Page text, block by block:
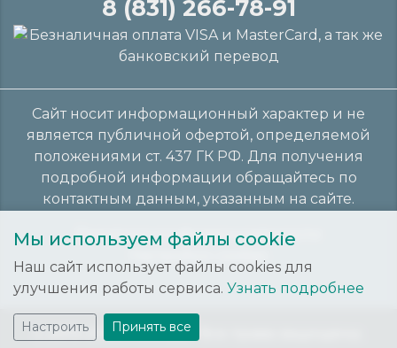
8 (831) 266-78-91
Сайт носит информационный характер и не
является публичной офертой, определяемой
положениями ст. 437 ГК РФ. Для получения
подробной информации обращайтесь по
контактным данным, указанным на сайте.
Политика конфиденциальности
C 2013-2026. Ренивал. Все права защищены.
Мы используем файлы cookie
Наш сайт использует файлы cookies для
улучшения работы сервиса. Узнать подробнее
Настроить Принять все